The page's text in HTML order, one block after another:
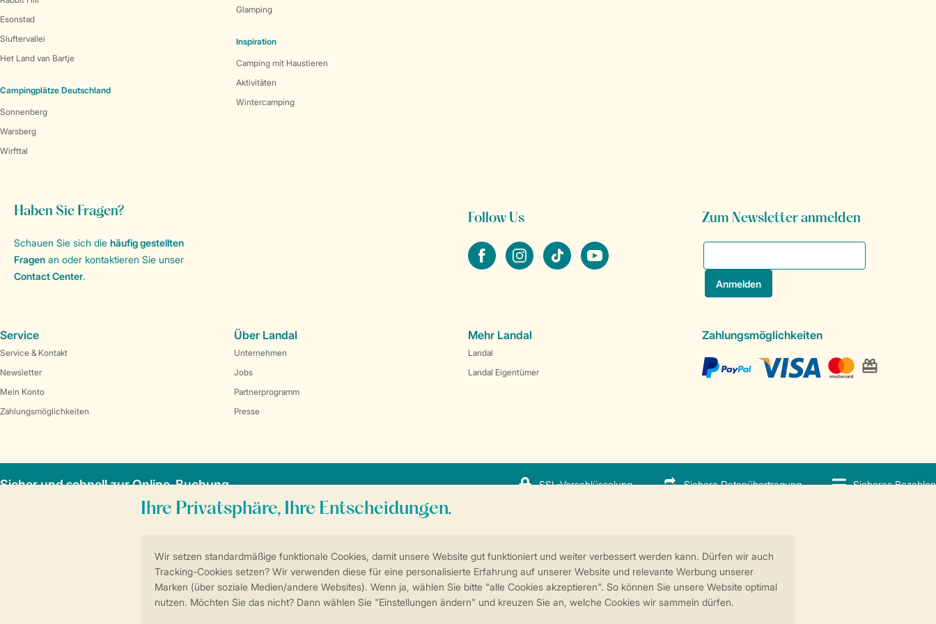
Weitere Informationen und Einstellungen
Sicher und schnell zur Online-Buchung SSL-Verschlüsselung Sichere Datenübertragung Sicheres Bezahlen
Esonstad
Sluftervallei
Het Land van Bartje
Campingplätze Deutschland
Sonnenberg
Warsberg
Wirfttal
Glamping
Inspiration
Camping mit Haustieren
Aktivitäten
Wintercamping
Haben Sie Fragen?
Schauen Sie sich die häufig gestellten
Fragen an oder kontaktieren Sie unser
Contact Center.
Follow Us
facebookinstagramtiktok youtube
Zum Newsletter anmelden
Service
Service & Kontakt
Newsletter
Mein Konto
Zahlungsmöglichkeiten
Über Landal
Unternehmen
Jobs
Partnerprogramm
Presse
Mehr Landal
Landal
Landal Eigentümer
Zahlungsmöglichkeiten